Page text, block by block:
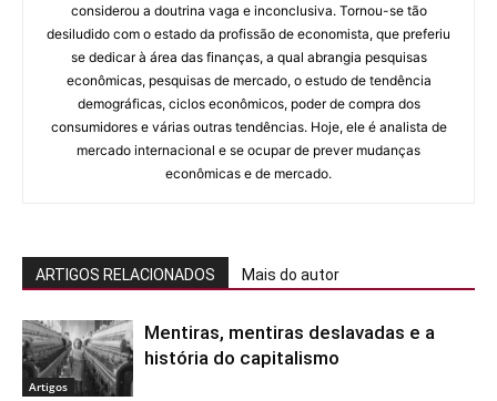
considerou a doutrina vaga e inconclusiva. Tornou-se tão
desiludido com o estado da profissão de economista, que preferiu
se dedicar à área das finanças, a qual abrangia pesquisas
econômicas, pesquisas de mercado, o estudo de tendência
demográficas, ciclos econômicos, poder de compra dos
consumidores e várias outras tendências. Hoje, ele é analista de
mercado internacional e se ocupar de prever mudanças
econômicas e de mercado.
ARTIGOS RELACIONADOS Mais do autor
Artigos
Mentiras, mentiras deslavadas e a
história do capitalismo